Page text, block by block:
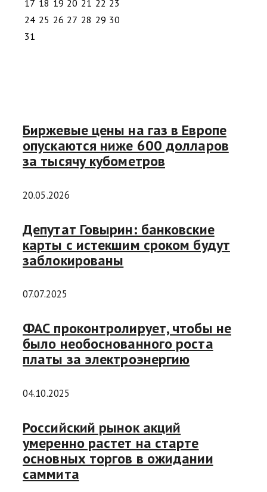
17 18 19 20 21 22 23
24 25 26 27 28 29 30
31
Биржевые цены на газ в Европе
опускаются ниже 600 долларов
за тысячу кубометров
20.05.2026
Депутат Говырин: банковские
карты с истекшим сроком будут
заблокированы
07.07.2025
ФАС проконтролирует, чтобы не
было необоснованного роста
платы за электроэнергию
04.10.2025
Российский рынок акций
умеренно растет на старте
основных торгов в ожидании
саммита